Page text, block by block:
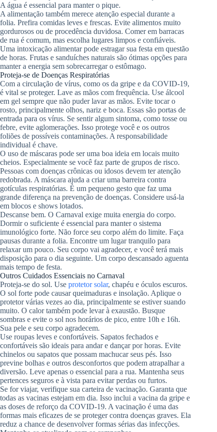
A água é essencial para manter o pique.
A alimentação também merece atenção especial durante a
folia. Prefira comidas leves e frescas. Evite alimentos muito
gordurosos ou de procedência duvidosa. Comer em barracas
de rua é comum, mas escolha lugares limpos e confiáveis.
Uma intoxicação alimentar pode estragar sua festa em questão
de horas. Frutas e sanduíches naturais são ótimas opções para
manter a energia sem sobrecarregar o estômago.
Proteja-se de Doenças Respiratórias
Com a circulação de vírus, como os da gripe e da COVID-19,
é vital se proteger. Lave as mãos com frequência. Use álcool
em gel sempre que não puder lavar as mãos. Evite tocar o
rosto, principalmente olhos, nariz e boca. Essas são portas de
entrada para os vírus. Se sentir algum sintoma, como tosse ou
febre, evite aglomerações. Isso protege você e os outros
foliões de possíveis contaminações. A responsabilidade
individual é chave.
O uso de máscaras pode ser uma boa ideia em locais muito
cheios. Especialmente se você faz parte de grupos de risco.
Pessoas com doenças crônicas ou idosos devem ter atenção
redobrada. A máscara ajuda a criar uma barreira contra
gotículas respiratórias. É um pequeno gesto que faz uma
grande diferença na prevenção de doenças. Considere usá-la
em blocos e shows lotados.
Descanse bem. O Carnaval exige muita energia do corpo.
Dormir o suficiente é essencial para manter o sistema
imunológico forte. Não force seu corpo além do limite. Faça
pausas durante a folia. Encontre um lugar tranquilo para
relaxar um pouco. Seu corpo vai agradecer, e você terá mais
disposição para o dia seguinte. Um corpo descansado aguenta
mais tempo de festa.
Outros Cuidados Essenciais no Carnaval
Proteja-se do sol. Use protetor solar, chapéu e óculos escuros.
O sol forte pode causar queimaduras e insolação. Aplique o
protetor várias vezes ao dia, principalmente se estiver suando
muito. O calor também pode levar à exaustão. Busque
sombras e evite o sol nos horários de pico, entre 10h e 16h.
Sua pele e seu corpo agradecem.
Use roupas leves e confortáveis. Sapatos fechados e
confortáveis são ideais para andar e dançar por horas. Evite
chinelos ou sapatos que possam machucar seus pés. Isso
previne bolhas e outros desconfortos que podem atrapalhar a
diversão. Leve apenas o essencial para a rua. Mantenha seus
pertences seguros e à vista para evitar perdas ou furtos.
Se for viajar, verifique sua carteira de vacinação. Garanta que
todas as vacinas estejam em dia. Isso inclui a vacina da gripe e
as doses de reforço da COVID-19. A vacinação é uma das
formas mais eficazes de se proteger contra doenças graves. Ela
reduz a chance de desenvolver formas sérias das infecções.